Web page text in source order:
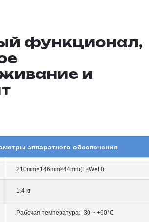
функционал,
и
аппаратного обеспечения
210mm×146mm×44mm(L×W×H)
1.4 кг
Рабочая температура: -30 ~ +60°C